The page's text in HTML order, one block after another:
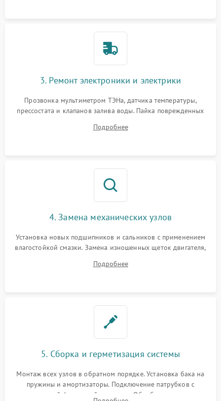
3. Ремонт электроники и электрики
Прозвонка мультиметром ТЭНа, датчика температуры,
прессостата и клапанов залива воды. Пайка поврежденных
Восстановление целостности проводки и контактов.
Подробнее
4. Замена механических узлов
Установка новых подшипников и сальников с применением
влагостойкой смазки. Замена изношенных щеток двигателя,
или поврежденной резиновой манжеты.
Подробнее
5. Сборка и герметизация системы
Монтаж всех узлов в обратном порядке. Установка бака на
пружины и амортизаторы. Подключение патрубков с
надежной фиксацией хомутами. Обработка стыков